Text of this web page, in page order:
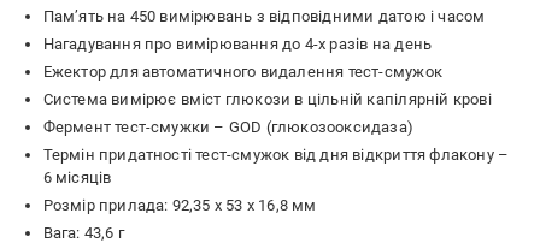
Пам’ять на 450 вимірювань з відповідними датою і часом
Нагадування про вимірювання до 4-х разів на день
Ежектор для автоматичного видалення тест-смужок
Система вимірює вміст глюкози в цільній капілярній крові
Фермент тест-смужки – GOD (глюкозооксидаза)
Термін придатності тест-смужок від дня відкриття флакону –
6 місяців
Розмір прилада: 92,35 х 53 х 16,8 мм
Вага: 43,6 г